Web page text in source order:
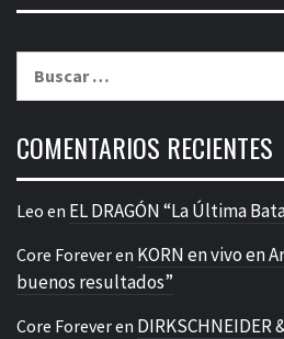
COMENTARIOS RECIENTES
Leo en EL DRAGÓN “La Última
Core Foreveren KORN en vivo en
buenos resultados”
Core Foreveren DIRKSCHNEIDER